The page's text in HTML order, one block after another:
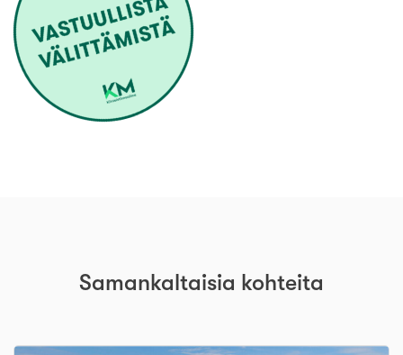
Samankaltaisia kohteita